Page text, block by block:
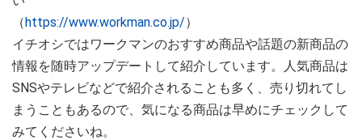
（https://www.workman.co.jp/）
イチオシではワークマンのおすすめ商品や話題の新商品の
情報を随時アップデートして紹介しています。人気商品は
SNSやテレビなどで紹介されることも多く、売り切れてし
まうこともあるので、気になる商品は早めにチェックして
みてくださいね。